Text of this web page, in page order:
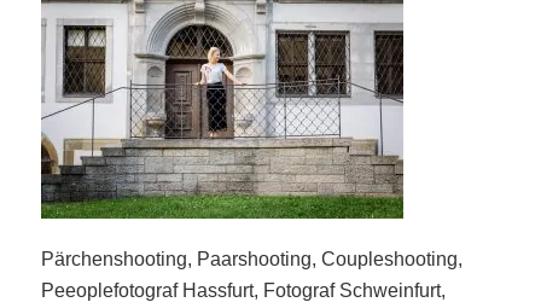
Pärchenshooting, Paarshooting, Coupleshooting,
Peeoplefotograf Hassfurt, Fotograf Schweinfurt,